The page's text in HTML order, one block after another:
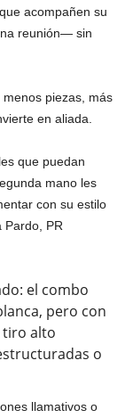
acompañen su
reunión— sin
piezas, más
en aliada.
que puedan
mano les
con su estilo
Pardo, PR
el combo
pero con
tiro alto
o
llamativos o